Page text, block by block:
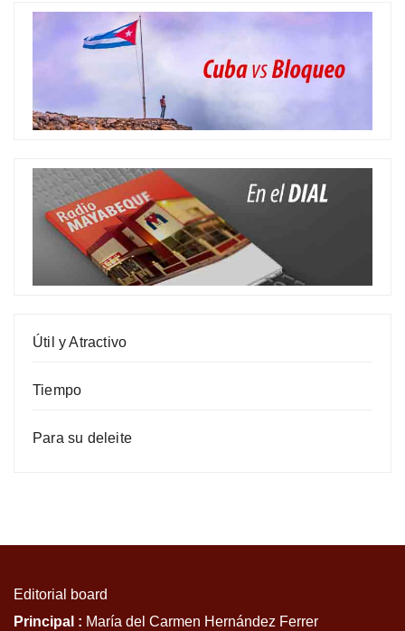
Útil y Atractivo
Tiempo
Para su deleite
Editorial board
Principal : María del Carmen Hernández Ferrer